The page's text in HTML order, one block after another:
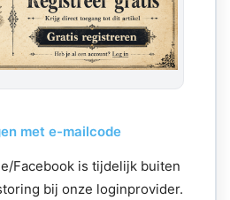
met e-mailcode
Facebook is tijdelijk buiten
bij onze loginprovider.